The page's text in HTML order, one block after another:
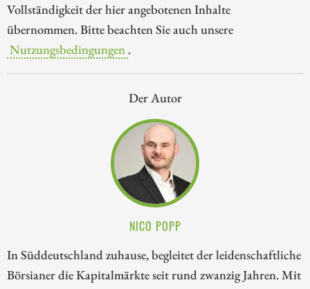
Vollständigkeit der hier angebotenen Inhalte
übernommen. Bitte beachten Sie auch unsere
Nutzungsbedingungen .
Der Autor
NICO POPP
In Süddeutschland zuhause, begleitet der leidenschaftliche
Börsianer die Kapitalmärkte seit rund zwanzig Jahren. Mit